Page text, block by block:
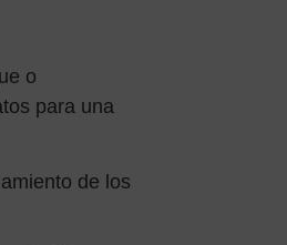
o
para una
de los